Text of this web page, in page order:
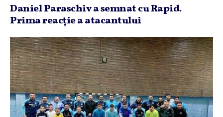
Daniel Paraschiv a semnat cu Rapid.
Prima reacţie a atacantului